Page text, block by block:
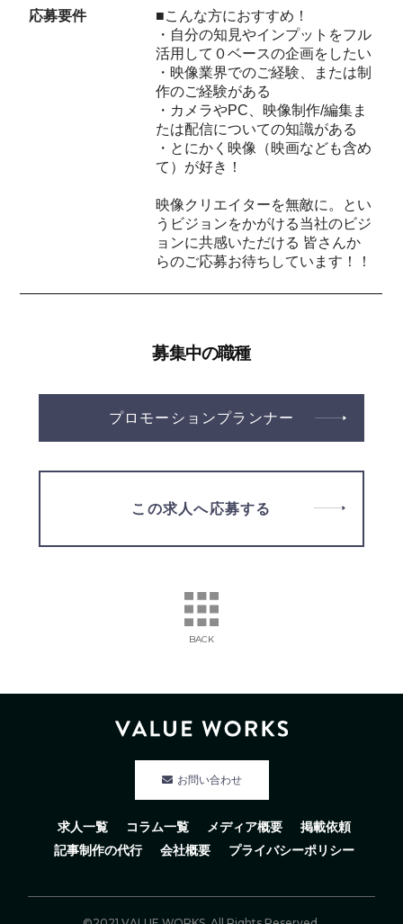
応募要件
■こんな方におすすめ！
・自分の知見やインプットをフル
活用して０ベースの企画をしたい
・映像業界でのご経験、または制
作のご経験がある
・カメラやPC、映像制作/編集ま
たは配信についての知識がある
・とにかく映像（映画なども含め
て）が好き！
映像クリエイターを無敵に。とい
うビジョンをかがける当社のビジ
ョンに共感いただける 皆さんか
らのご応募お待ちしています！！
募集中の職種
プロモーションプランナー
この求人へ応募する
BACK
お問い合わせ
求人一覧 コラム一覧 メディア概要
掲載依頼
記事制作の代行
会社概要 プライバシーポリシー